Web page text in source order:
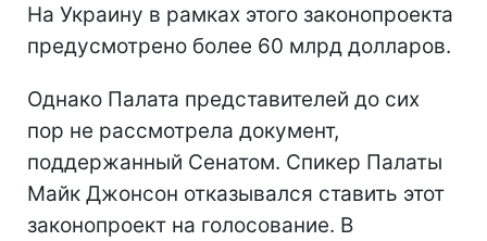
На Украину в рамках этого законопроекта
предусмотрено более 60 млрд долларов.
Однако Палата представителей до сих
пор не рассмотрела документ,
поддержанный Сенатом. Спикер Палаты
Майк Джонсон отказывался ставить этот
законопроект на голосование. В